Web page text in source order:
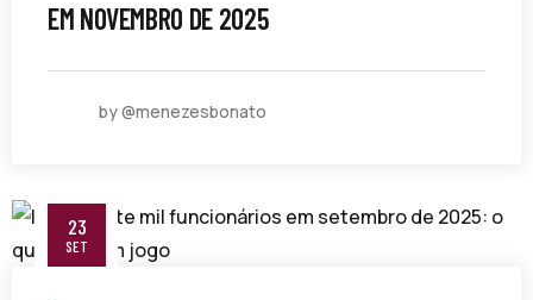
EM NOVEMBRO DE 2025
by @menezesbonato
23
SET